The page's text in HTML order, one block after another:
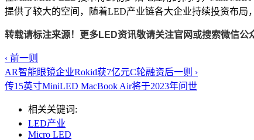
提供了较大的空间，随着LED产业链各大企业持续投资布局
转载请标注来源！更多LED资讯敬请关注官网或搜索微信公
‹ 前一则
AR智能眼镜企业Rokid获7亿元C轮融资后一则 ›
传15英寸MiniLED MacBook Air将于2023年问世
相关关键词:
LED产业
Micro LED